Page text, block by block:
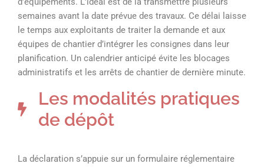
semaines avant la date prévue des travaux. Ce délai laisse
le temps aux exploitants de traiter la demande et aux
équipes de chantier d’intégrer les consignes dans leur
planification. Un calendrier anticipé évite les blocages
administratifs et les arrêts de chantier de dernière minute.
Les modalités pratiques
de dépôt
La déclaration s’appuie sur un formulaire réglementaire